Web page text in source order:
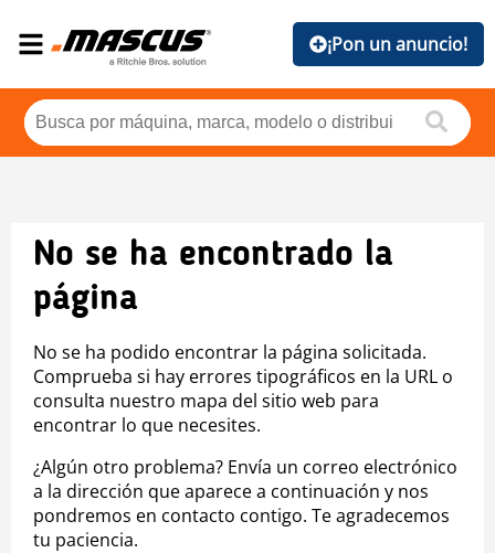
¡Pon un anuncio!
No se ha encontrado la
página
No se ha podido encontrar la página solicitada.
Comprueba si hay errores tipográficos en la URL o
consulta nuestro mapa del sitio web para
encontrar lo que necesites.
¿Algún otro problema? Envía un correo electrónico
a la dirección que aparece a continuación y nos
pondremos en contacto contigo. Te agradecemos
tu paciencia.